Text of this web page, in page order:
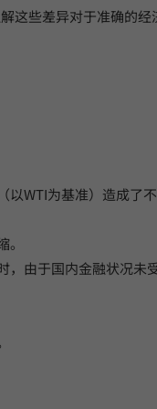
这些差异对于准确的
WTI为基准）造成了
由于国内金融状况未